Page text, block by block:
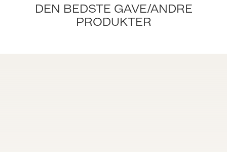
DEN BEDSTE GAVE/ANDRE
PRODUKTER